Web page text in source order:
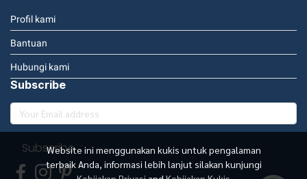
Website ini menggunakan kukis untuk pengalaman
terbaik Anda, informasi lebih lanjut silakan kunjungi
Profil kami
Bantuan
Hubungi kami
Subscribe
Subscribe